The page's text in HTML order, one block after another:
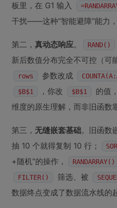
板里，在 G1 输入
干扰——这种“智能避障”能力
第二， 真动态响应。 RAND()
新后数值分布完全不可控（可
rows
参数改成
$B$1 ，你改 $B$1
的值
维度的原生理解，而非旧函数
第三， 无缝嵌套基础。旧函数
抽 10 个就得复制 10 行；
+随机”的操作， RANDARRAY()
FILTER() 筛选、被
数据终点变成了数据流水线的